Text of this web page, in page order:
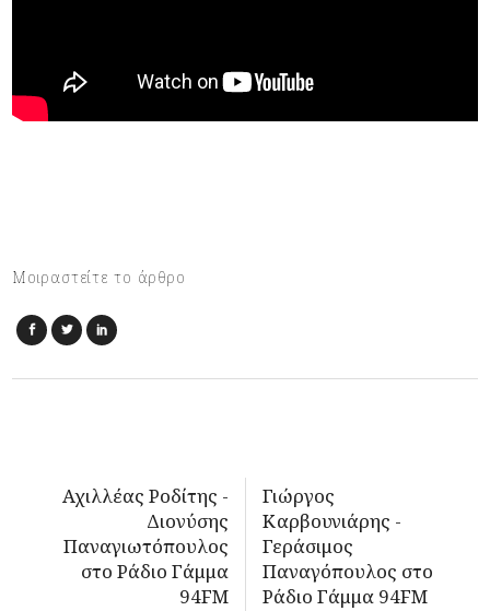
Μοιραστείτε το άρθρο
Αχιλλέας Ροδίτης -
Διονύσης
Παναγιωτόπουλος
στο Ράδιο Γάμμα
94FM
Γιώργος
Καρβουνιάρης -
Γεράσιμος
Παναγόπουλος στο
Ράδιο Γάμμα 94FM